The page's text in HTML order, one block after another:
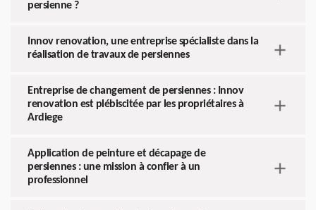
persienne ?
Innov renovation, une entreprise spécialiste dans la
réalisation de travaux de persiennes
Entreprise de changement de persiennes : Innov
renovation est plébiscitée par les propriétaires à
Ardiege
Application de peinture et décapage de
persiennes : une mission à confier à un
professionnel